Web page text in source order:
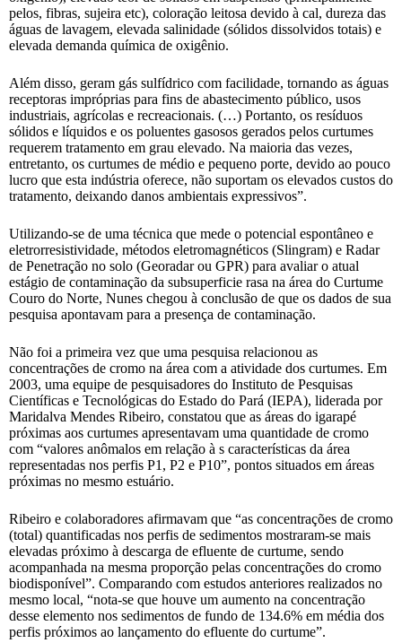
pelos, fibras, sujeira etc), coloração leitosa devido à cal, dureza das
águas de lavagem, elevada salinidade (sólidos dissolvidos totais) e
elevada demanda química de oxigênio.
Além disso, geram gás sulfídrico com facilidade, tornando as águas
receptoras impróprias para fins de abastecimento público, usos
industriais, agrícolas e recreacionais. (…) Portanto, os resíduos
sólidos e líquidos e os poluentes gasosos gerados pelos curtumes
requerem tratamento em grau elevado. Na maioria das vezes,
entretanto, os curtumes de médio e pequeno porte, devido ao pouco
lucro que esta indústria oferece, não suportam os elevados custos do
tratamento, deixando danos ambientais expressivos”.
Utilizando-se de uma técnica que mede o potencial espontâneo e
eletrorresistividade, métodos eletromagnéticos (Slingram) e Radar
de Penetração no solo (Georadar ou GPR) para avaliar o atual
estágio de contaminação da subsuperficie rasa na área do Curtume
Couro do Norte, Nunes chegou à conclusão de que os dados de sua
pesquisa apontavam para a presença de contaminação.
Não foi a primeira vez que uma pesquisa relacionou as
concentrações de cromo na área com a atividade dos curtumes. Em
2003, uma equipe de pesquisadores do Instituto de Pesquisas
Científicas e Tecnológicas do Estado do Pará (IEPA), liderada por
Maridalva Mendes Ribeiro, constatou que as áreas do igarapé
próximas aos curtumes apresentavam uma quantidade de cromo
com “valores anômalos em relação à s características da área
representadas nos perfis P1, P2 e P10”, pontos situados em áreas
próximas no mesmo estuário.
Ribeiro e colaboradores afirmavam que “as concentrações de cromo
(total) quantificadas nos perfis de sedimentos mostraram-se mais
elevadas próximo à descarga de efluente de curtume, sendo
acompanhada na mesma proporção pelas concentrações do cromo
biodisponível”. Comparando com estudos anteriores realizados no
mesmo local, “nota-se que houve um aumento na concentração
desse elemento nos sedimentos de fundo de 134.6% em média dos
perfis próximos ao lançamento do efluente do curtume”.